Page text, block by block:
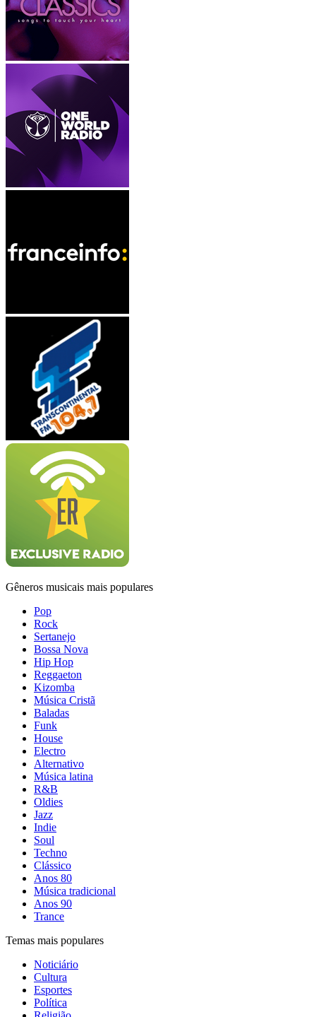
Gêneros musicais mais populares
Pop
Rock
Sertanejo
Bossa Nova
Hip Hop
Reggaeton
Kizomba
Música Cristã
Baladas
Funk
House
Electro
Alternativo
Música latina
R&B
Oldies
Jazz
Indie
Soul
Techno
Clássico
Anos 80
Música tradicional
Anos 90
Trance
Temas mais populares
Noticiário
Cultura
Esportes
Política